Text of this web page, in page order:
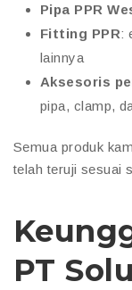
Pipa PPR
Fitting PPR:
lainnya
Aksesoris
pipa, clamp,
Semua produk
telah teruji sesuai
PT